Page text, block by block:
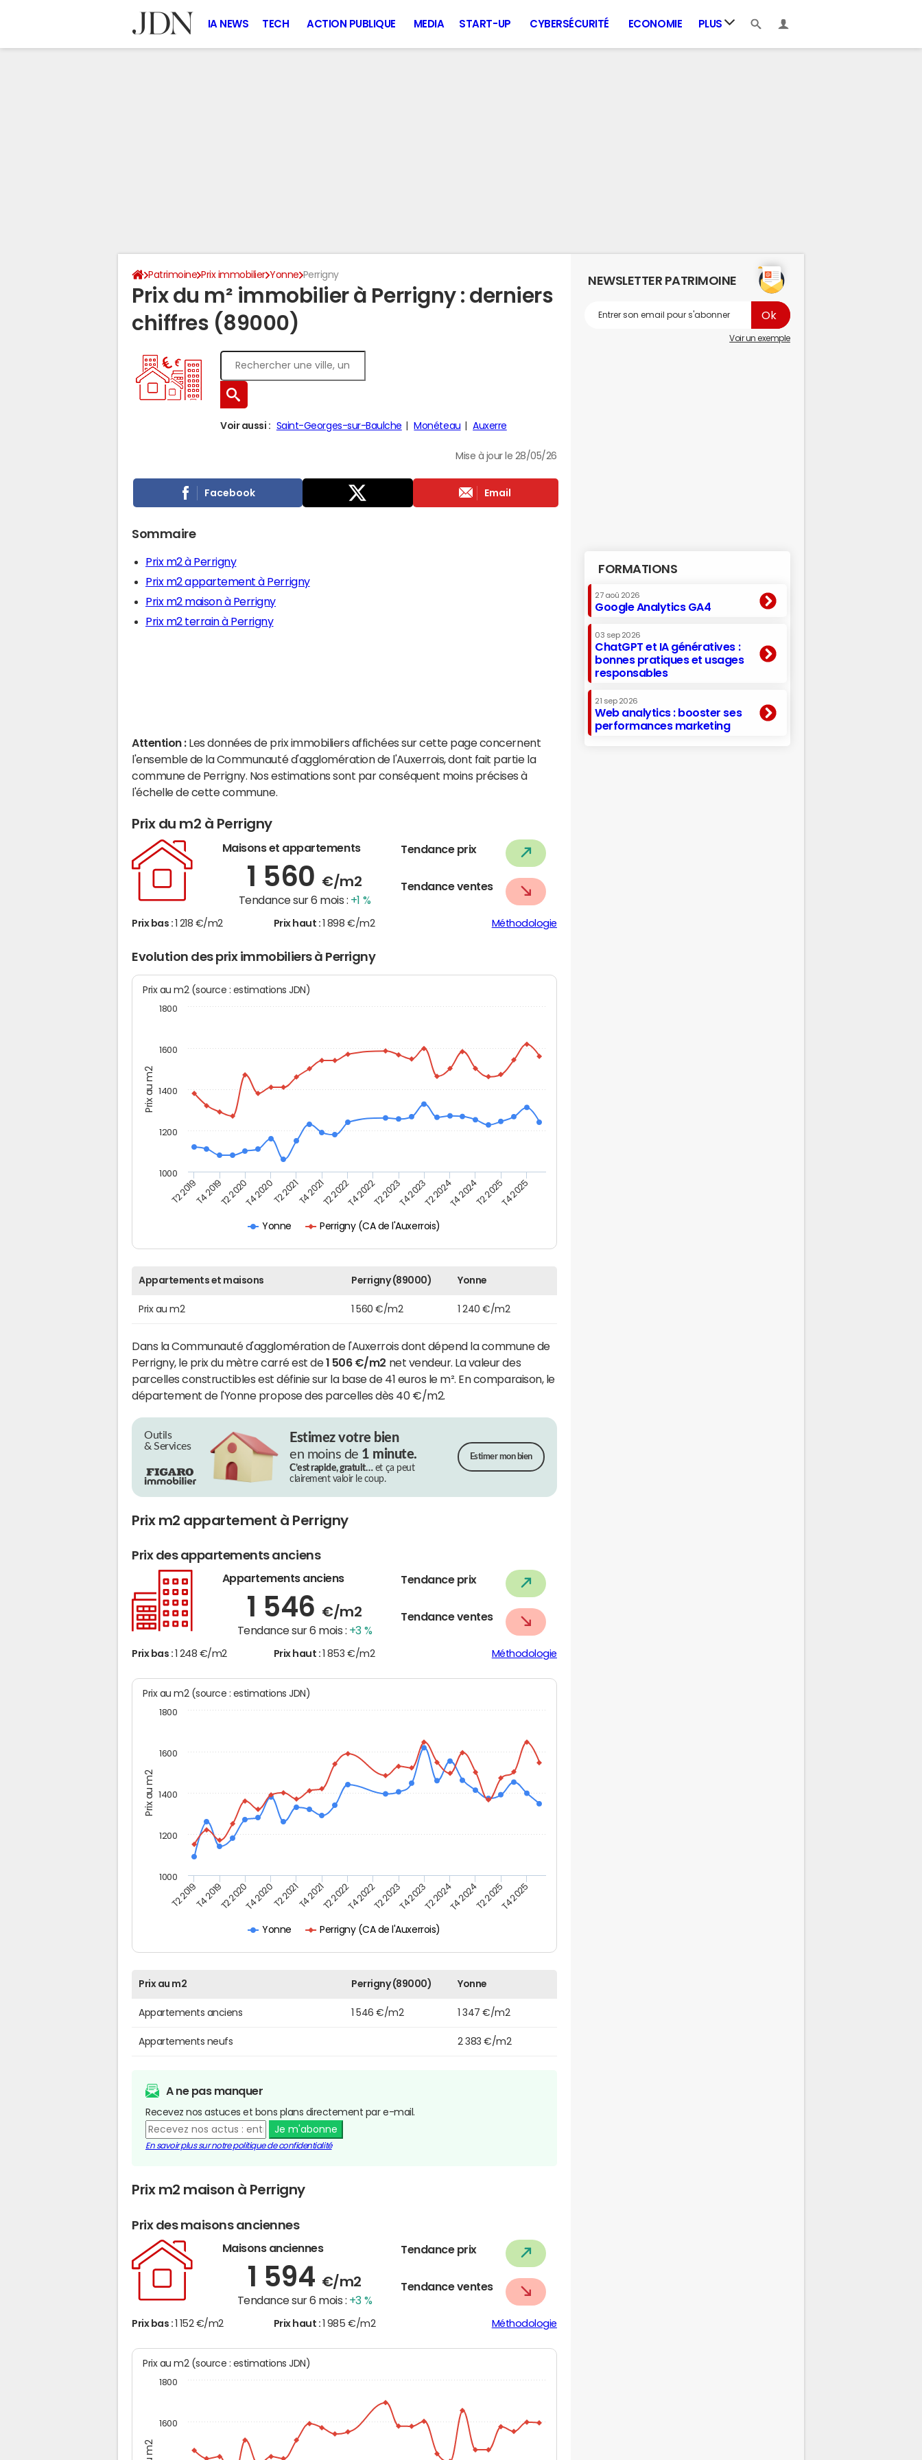
IA NEWS TECH ACTION PUBLIQUE MEDIA START-UP CYBERSÉCURITÉ ECONOMIE PLUS
Patrimoine Prix immobilier Yonne Perrigny
Prix du m² immobilier à Perrigny : derniers
chiffres (89000)
Voir aussi : Saint-Georges-sur-Baulche Monéteau Auxerre
Mise à jour le 28/05/26
Facebook Email
Sommaire
Prix m2 à Perrigny
Prix m2 appartement à Perrigny
Prix m2 maison à Perrigny
Prix m2 terrain à Perrigny
Attention : Les données de prix immobiliers affichées sur cette page concernent
l'ensemble de la Communauté d'agglomération de l'Auxerrois, dont fait partie la
commune de Perrigny. Nos estimations sont par conséquent moins précises à
l'échelle de cette commune.
Prix du m2 à Perrigny
Maisons et appartements
1 560 €/m2
Tendance sur 6 mois : +1 %
Tendance prix
Tendance ventes
Prix bas : 1 218 €/m2 Prix haut : 1 898 €/m2 Méthodologie
Evolution des prix immobiliers à Perrigny
Prix au m2
Prix au m2 (source : estimations JDN)
Yonne Perrigny (CA de l'Auxerrois)
T2 2019T4 2019T2 2020T4 2020T2 2021T4 2021T2 2022T4 2022T2 2023T4 2023T2 2024T4 2024T2 2025T4 2025
1000
1200
1400
1600
1800
Appartements et maisons Perrigny (89000) Yonne
Prix au m2 1 560 €/m2 1 240 €/m2
Dans la Communauté d'agglomération de l'Auxerrois dont dépend la commune de
Perrigny, le prix du mètre carré est de1 506 €/m2 net vendeur. La valeur des
parcelles constructibles est définie sur la base de 41 euros le m². En comparaison, le
département de l'Yonne propose des parcelles dès 40 €/m2.
Outils
& Services
Estimez votre bien
en moins de 1 minute.
C’est rapide, gratuit…et ça peut
clairement valoir le coup.
Estimer mon bien
Prix m2 appartement à Perrigny
Prix des appartements anciens
Appartements anciens
1 546 €/m2
Tendance sur 6 mois : +3 %
Tendance prix
Tendance ventes
Prix bas : 1 248 €/m2 Prix haut : 1 853 €/m2 Méthodologie
Prix au m2
Prix au m2 (source : estimations JDN)
Yonne Perrigny (CA de l'Auxerrois)
T2 2019T4 2019T2 2020T4 2020T2 2021T4 2021T2 2022T4 2022T2 2023T4 2023T2 2024T4 2024T2 2025T4 2025
1000
1200
1400
1600
1800
Prix au m2 Perrigny (89000) Yonne
Appartements anciens 1 546 €/m2 1 347 €/m2
Appartements neufs 2 383 €/m2
A ne pas manquer
Recevez nos astuces et bons plans directement par e-mail.
Je m'abonne
En savoir plus sur notre politique de confidentialité
Prix m2 maison à Perrigny
Prix des maisons anciennes
Maisons anciennes
1 594 €/m2
Tendance sur 6 mois : +3 %
Tendance prix
Tendance ventes
Prix bas : 1 152 €/m2 Prix haut : 1 985 €/m2 Méthodologie
Prix au m2 (source : estimations JDN)
1600
1800
NEWSLETTER PATRIMOINE
Voir un exemple
FORMATIONS
27 aoû 2026
Google Analytics GA4
03 sep 2026
ChatGPT et IA génératives :
bonnes pratiques et usages
responsables
21 sep 2026
Web analytics : booster ses
performances marketing